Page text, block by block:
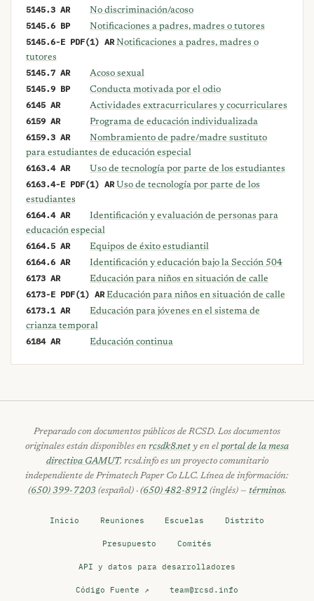
5145.3 AR No discriminación/acoso
5145.6 BP Notificaciones a padres, madres o tutores
5145.6-E PDF(1) AR Notificaciones a padres, madres o
tutores
5145.7 AR Acoso sexual
5145.9 BP Conducta motivada por el odio
6145 AR Actividades extracurriculares y cocurriculares
6159 AR Programa de educación individualizada
6159.3 AR
Nombramiento de padre/madre sustituto
para estudiantes de educación especial
6163.4 AR Uso de tecnología por parte de los estudiantes
6163.4-E PDF(1) AR Uso de tecnología por parte de los
estudiantes
6164.4 AR
Identificación y evaluación de personas para
educación especial
6164.5 AR Equipos de éxito estudiantil
6164.6 AR Identificación y educación bajo la Sección 504
6173 AR Educación para niños en situación de calle
6173-E PDF(1) AR Educación para niños en situación de calle
6173.1 AR
Educación para jóvenes en el sistema de
crianza temporal
6184 AR Educación continua
Preparado con documentos públicos de RCSD. Los documentos
originales están disponibles en rcsdk8.net y en el portal de la mesa
directiva GAMUT. rcsd.info es un proyecto comunitario
independiente de Primatech Paper Co LLC. Línea de información:
(650) 399-7203 (español) · (650) 482-8912(inglés) — términos.
Inicio Reuniones Escuelas Distrito
Presupuesto Comités
API y datos para desarrolladores
Código Fuente ↗ team@rcsd.info